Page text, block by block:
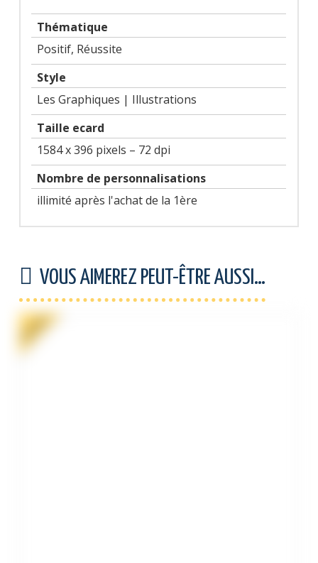
Thématique
Positif, Réussite
Style
Les Graphiques | Illustrations
Taille ecard
1584 x 396 pixels – 72 dpi
Nombre de personnalisations
illimité après l'achat de la 1ère
VOUS AIMEREZ PEUT-ÊTRE AUSSI…
PROMO !